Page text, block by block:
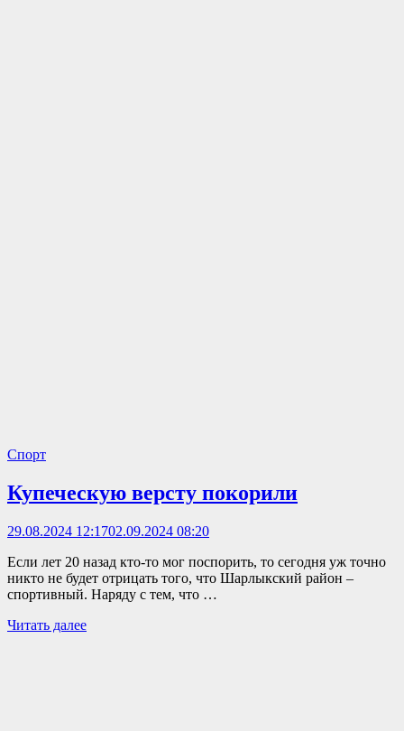
Спорт
Купеческую версту покорили
29.08.2024 12:1702.09.2024 08:20
Если лет 20 назад кто-то мог поспорить, то сегодня уж точно
никто не будет отрицать того, что Шарлыкский район –
спортивный. Наряду с тем, что …
Читать далее